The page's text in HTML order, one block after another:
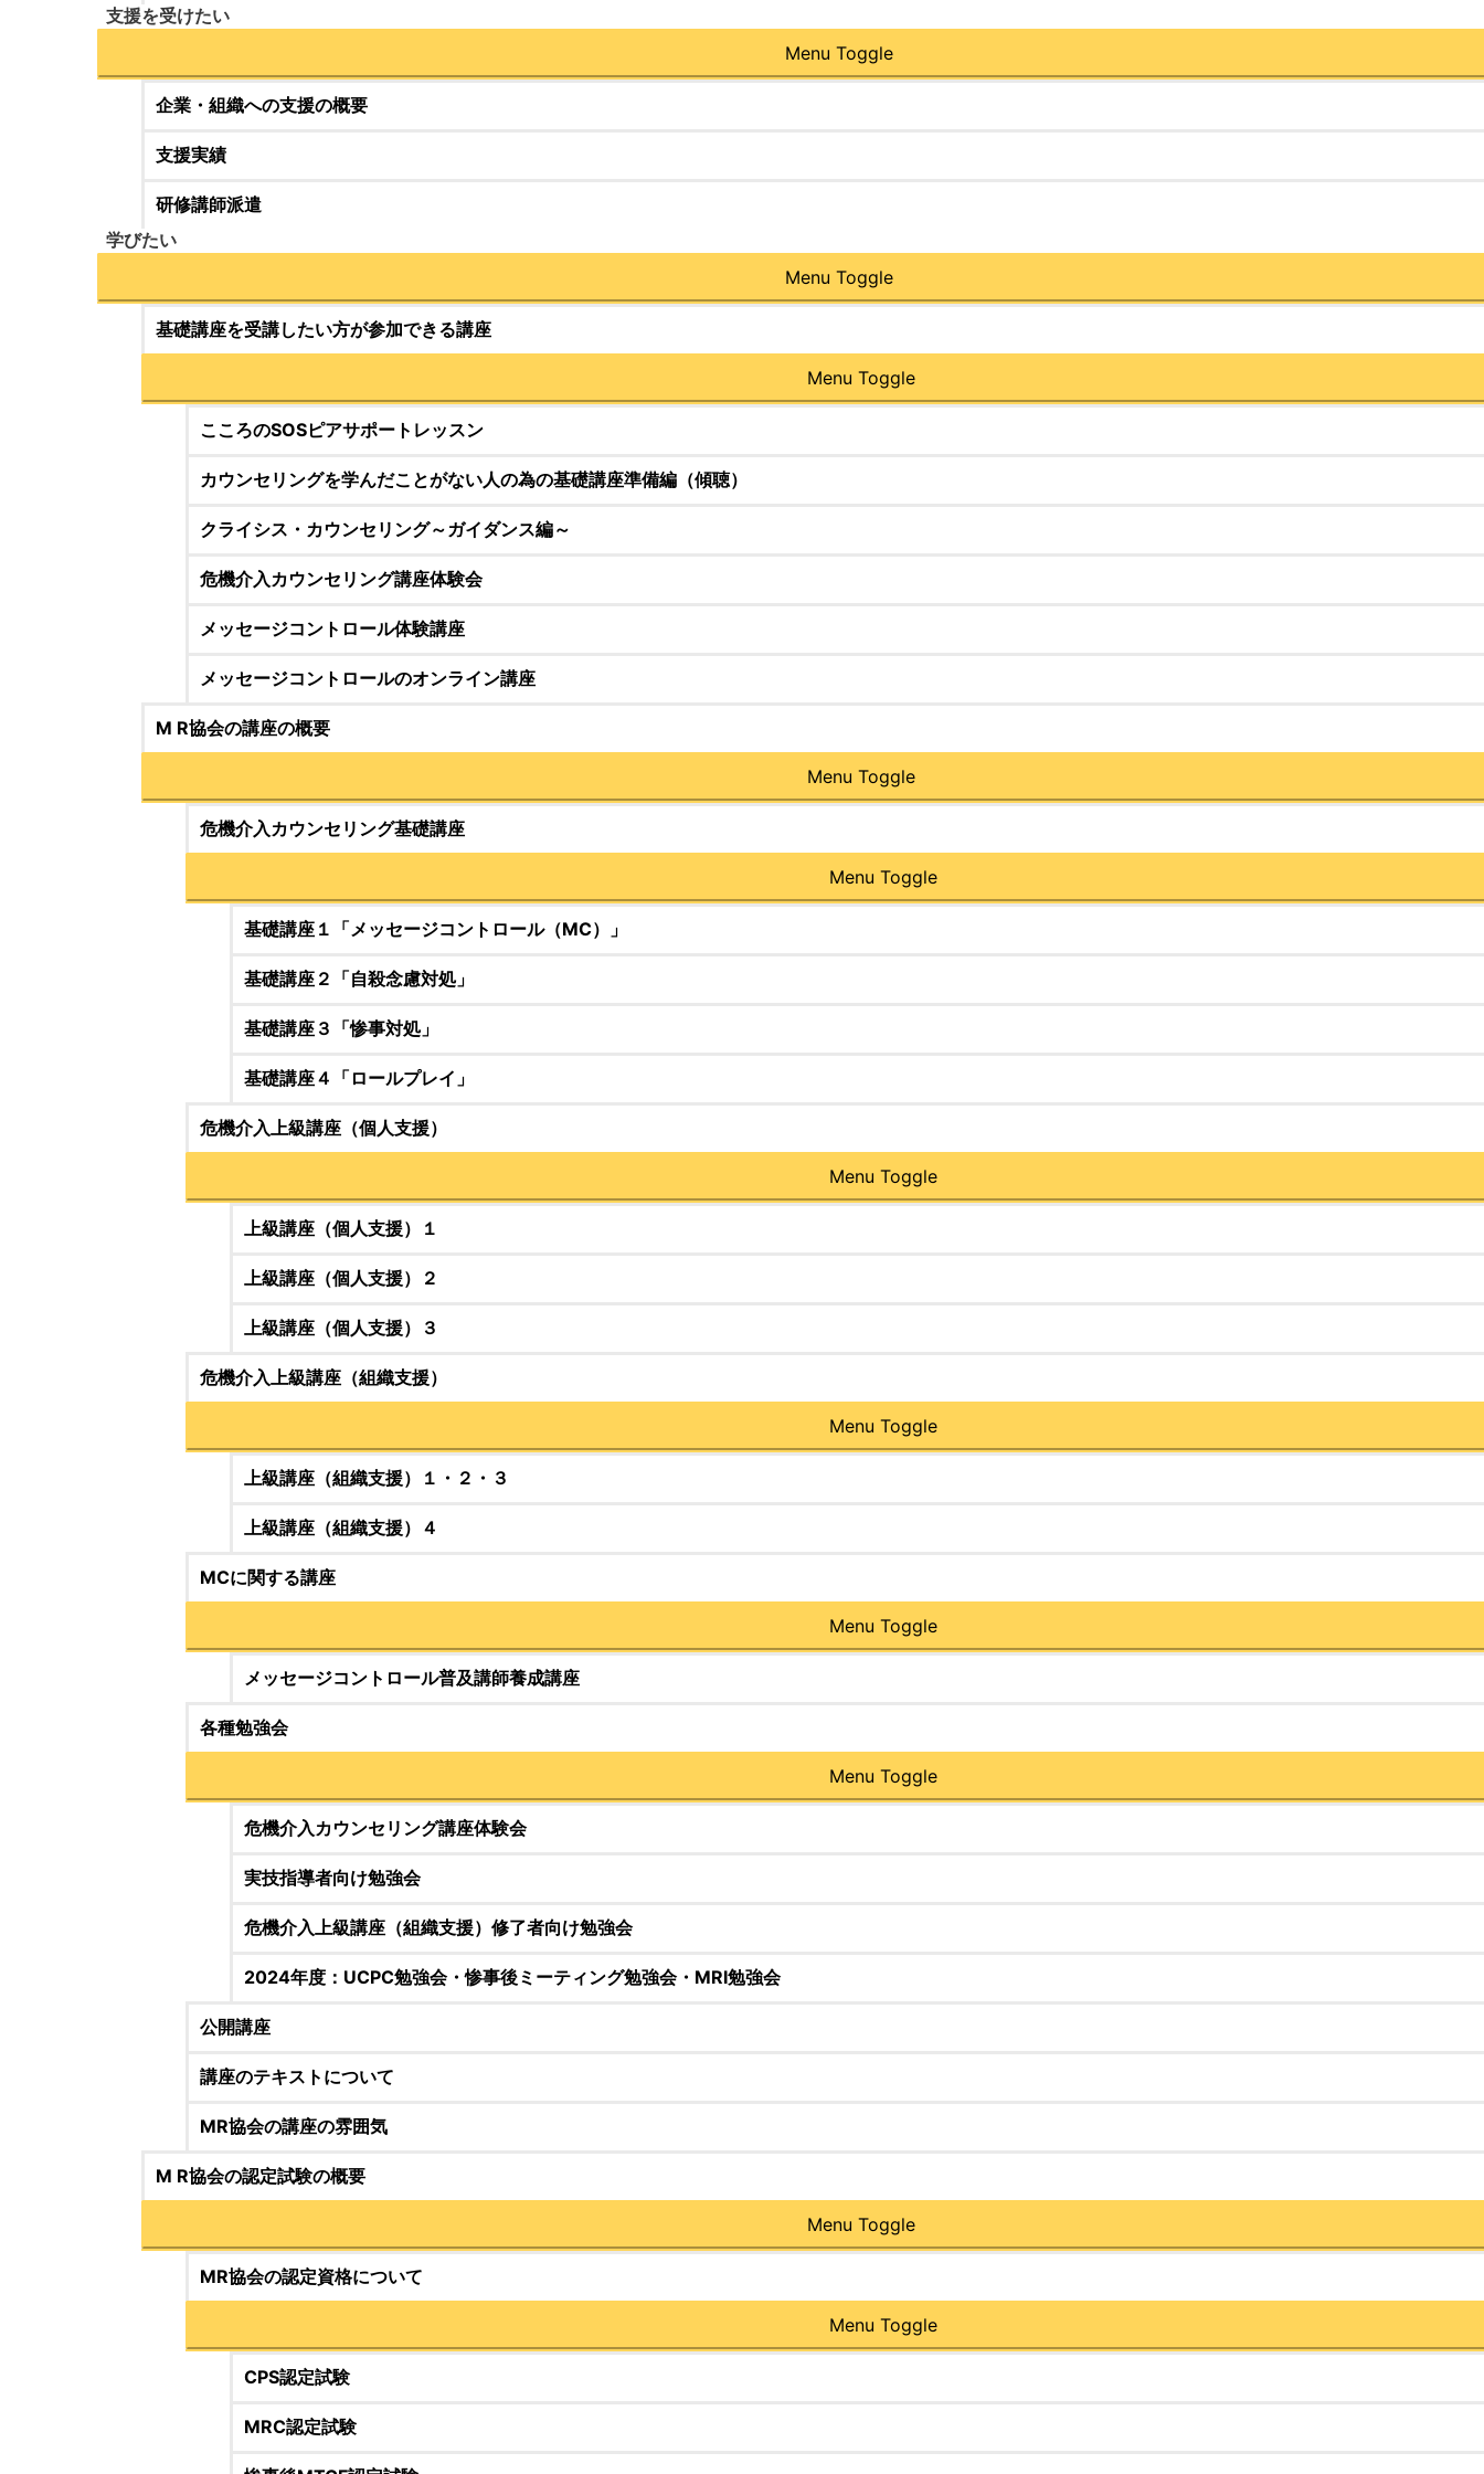
支援を受けたい
Menu Toggle
企業・組織への支援の概要
支援実績
研修講師派遣
学びたい
Menu Toggle
基礎講座を受講したい方が参加できる講座
Menu Toggle
こころのSOSピアサポートレッスン
カウンセリングを学んだことがない人の為の基礎講座準備編（傾聴）
クライシス・カウンセリング～ガイダンス編～
危機介入カウンセリング講座体験会
メッセージコントロール体験講座
メッセージコントロールのオンライン講座
M R協会の講座の概要
Menu Toggle
危機介入カウンセリング基礎講座
Menu Toggle
基礎講座１「メッセージコントロール（MC）」
基礎講座２「自殺念慮対処」
基礎講座３「惨事対処」
基礎講座４「ロールプレイ」
危機介入上級講座（個人支援）
Menu Toggle
上級講座（個人支援）１
上級講座（個人支援）２
上級講座（個人支援）３
危機介入上級講座（組織支援）
Menu Toggle
上級講座（組織支援）１・２・３
上級講座（組織支援）４
MCに関する講座
Menu Toggle
メッセージコントロール普及講師養成講座
各種勉強会
Menu Toggle
危機介入カウンセリング講座体験会
実技指導者向け勉強会
危機介入上級講座（組織支援）修了者向け勉強会
2024年度：UCPC勉強会・惨事後ミーティング勉強会・MRI勉強会
公開講座
講座のテキストについて
MR協会の講座の雰囲気
M R協会の認定試験の概要
Menu Toggle
MR協会の認定資格について
Menu Toggle
CPS認定試験
MRC認定試験